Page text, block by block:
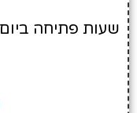
שעות פתיחה